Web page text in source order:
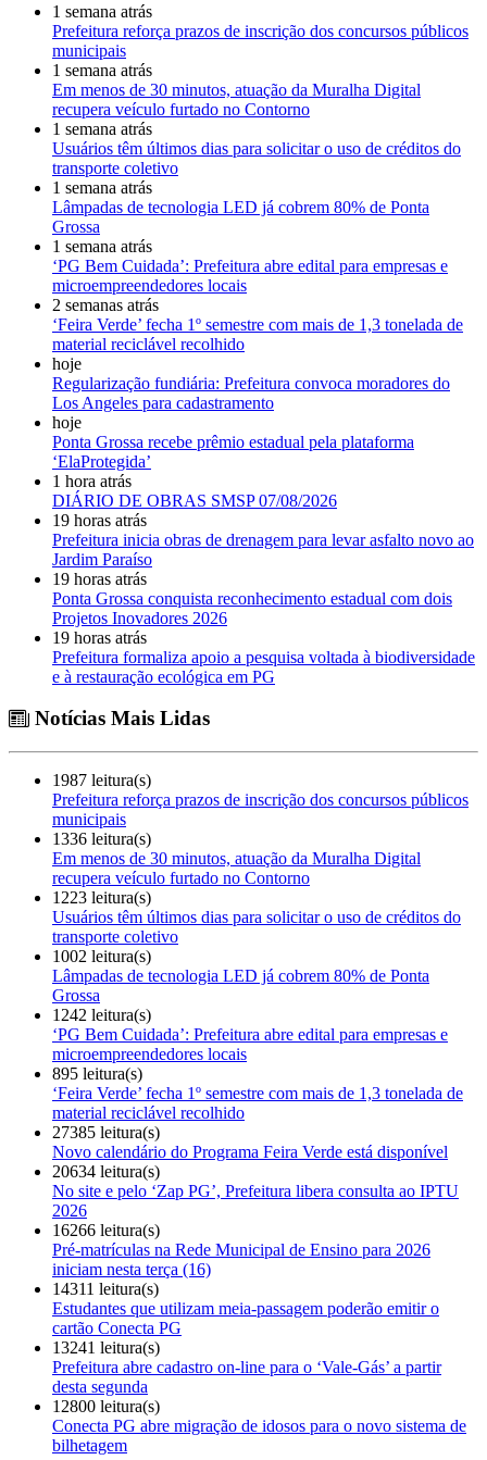
1 semana atrás
Prefeitura reforça prazos de inscrição dos concursos públicos
municipais
1 semana atrás
Em menos de 30 minutos, atuação da Muralha Digital
recupera veículo furtado no Contorno
1 semana atrás
Usuários têm últimos dias para solicitar o uso de créditos do
transporte coletivo
1 semana atrás
Lâmpadas de tecnologia LED já cobrem 80% de Ponta
Grossa
1 semana atrás
‘PG Bem Cuidada’: Prefeitura abre edital para empresas e
microempreendedores locais
2 semanas atrás
‘Feira Verde’ fecha 1º semestre com mais de 1,3 tonelada de
material reciclável recolhido
hoje
Regularização fundiária: Prefeitura convoca moradores do
Los Angeles para cadastramento
hoje
Ponta Grossa recebe prêmio estadual pela plataforma
‘ElaProtegida’
1 hora atrás
DIÁRIO DE OBRAS SMSP 07/08/2026
19 horas atrás
Prefeitura inicia obras de drenagem para levar asfalto novo ao
Jardim Paraíso
19 horas atrás
Ponta Grossa conquista reconhecimento estadual com dois
Projetos Inovadores 2026
19 horas atrás
Prefeitura formaliza apoio a pesquisa voltada à biodiversidade
e à restauração ecológica em PG
Notícias Mais Lidas
1987 leitura(s)
Prefeitura reforça prazos de inscrição dos concursos públicos
municipais
1336 leitura(s)
Em menos de 30 minutos, atuação da Muralha Digital
recupera veículo furtado no Contorno
1223 leitura(s)
Usuários têm últimos dias para solicitar o uso de créditos do
transporte coletivo
1002 leitura(s)
Lâmpadas de tecnologia LED já cobrem 80% de Ponta
Grossa
1242 leitura(s)
‘PG Bem Cuidada’: Prefeitura abre edital para empresas e
microempreendedores locais
895 leitura(s)
‘Feira Verde’ fecha 1º semestre com mais de 1,3 tonelada de
material reciclável recolhido
27385 leitura(s)
Novo calendário do Programa Feira Verde está disponível
20634 leitura(s)
No site e pelo ‘Zap PG’, Prefeitura libera consulta ao IPTU
2026
16266 leitura(s)
Pré-matrículas na Rede Municipal de Ensino para 2026
iniciam nesta terça (16)
14311 leitura(s)
Estudantes que utilizam meia-passagem poderão emitir o
cartão Conecta PG
13241 leitura(s)
Prefeitura abre cadastro on-line para o ‘Vale-Gás’ a partir
desta segunda
12800 leitura(s)
Conecta PG abre migração de idosos para o novo sistema de
bilhetagem